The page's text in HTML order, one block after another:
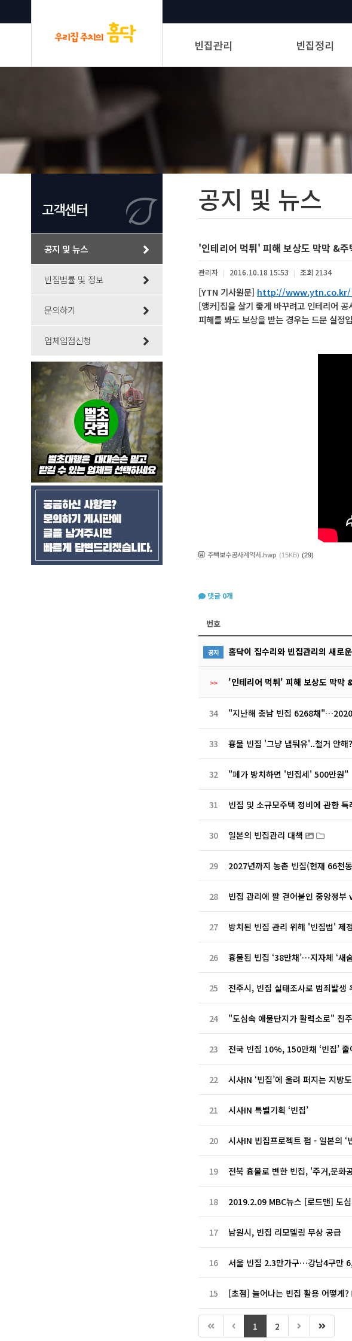
빈집관리 빈집정리
고객센터
공지 및 뉴스
빈집법률 및 정보
문의하기
업체입점신청
공지 및 뉴스
'인테리어 먹튀' 피해 보상도 막막 &주
관리자 | 2016.10.18 15:53 | 조회 2134
[YTN 기사원문] http://www.ytn.co.kr/
[앵커]집을 살기 좋게 바꾸려고 인테리어
피해를 봐도 보상을 받는 경우는 드문 실정
주택보수공사계약서.hwp (15KB) (29)
댓글 0개
번호
공지 홈닥이 집수리와 빈집관리의 새로
>> '인테리어 먹튀' 피해 보상도 막막
34 "지난해 충남 빈집 6268채
33 흉물 빈집 '그냥 냅둬유'..철거 안
32 "폐가 방치하면 '빈집세' 500만원"
31 빈집 및 소규모주택 정비에 관한
30 일본의 빈집관리 대책
29 2027년까지 농촌 빈집(현재 66천
28 빈집 관리에 팔 걷어붙인 중앙정부
27 방치된 빈집 관리 위해 '빈집법' 제
26 흉물된 빈집 ‘38만채’…지자체 ‘새
25 전주시, 빈집 실태조사로 범죄발생
24 "도심속 애물단지가 활력소로" 진
23 전국 빈집 10%, 150만채 ‘빈집’
22 시사IN ‘빈집’에 울려 퍼지는 지방
21 시사IN 특별기획 ‘빈집’
20 시사IN 빈집프로젝트 펌 - 일본의 ‘
19 전북 흉물로 변한 빈집, '주거,문화
18 2019.2.09 MBC뉴스 [로드맨] 도
17 남원시, 빈집 리모델링 무상 공급
16 서울 빈집 2.3만가구…강남4구만
15 [초점] 늘어나는 빈집 활용 어떻게?
1 2